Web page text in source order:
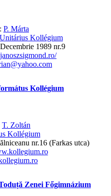
P. Márta
1989 nr.9
Kollégium
T. Zoltán
nr.16 (Farkas utca)
Zenei Főgimnázium